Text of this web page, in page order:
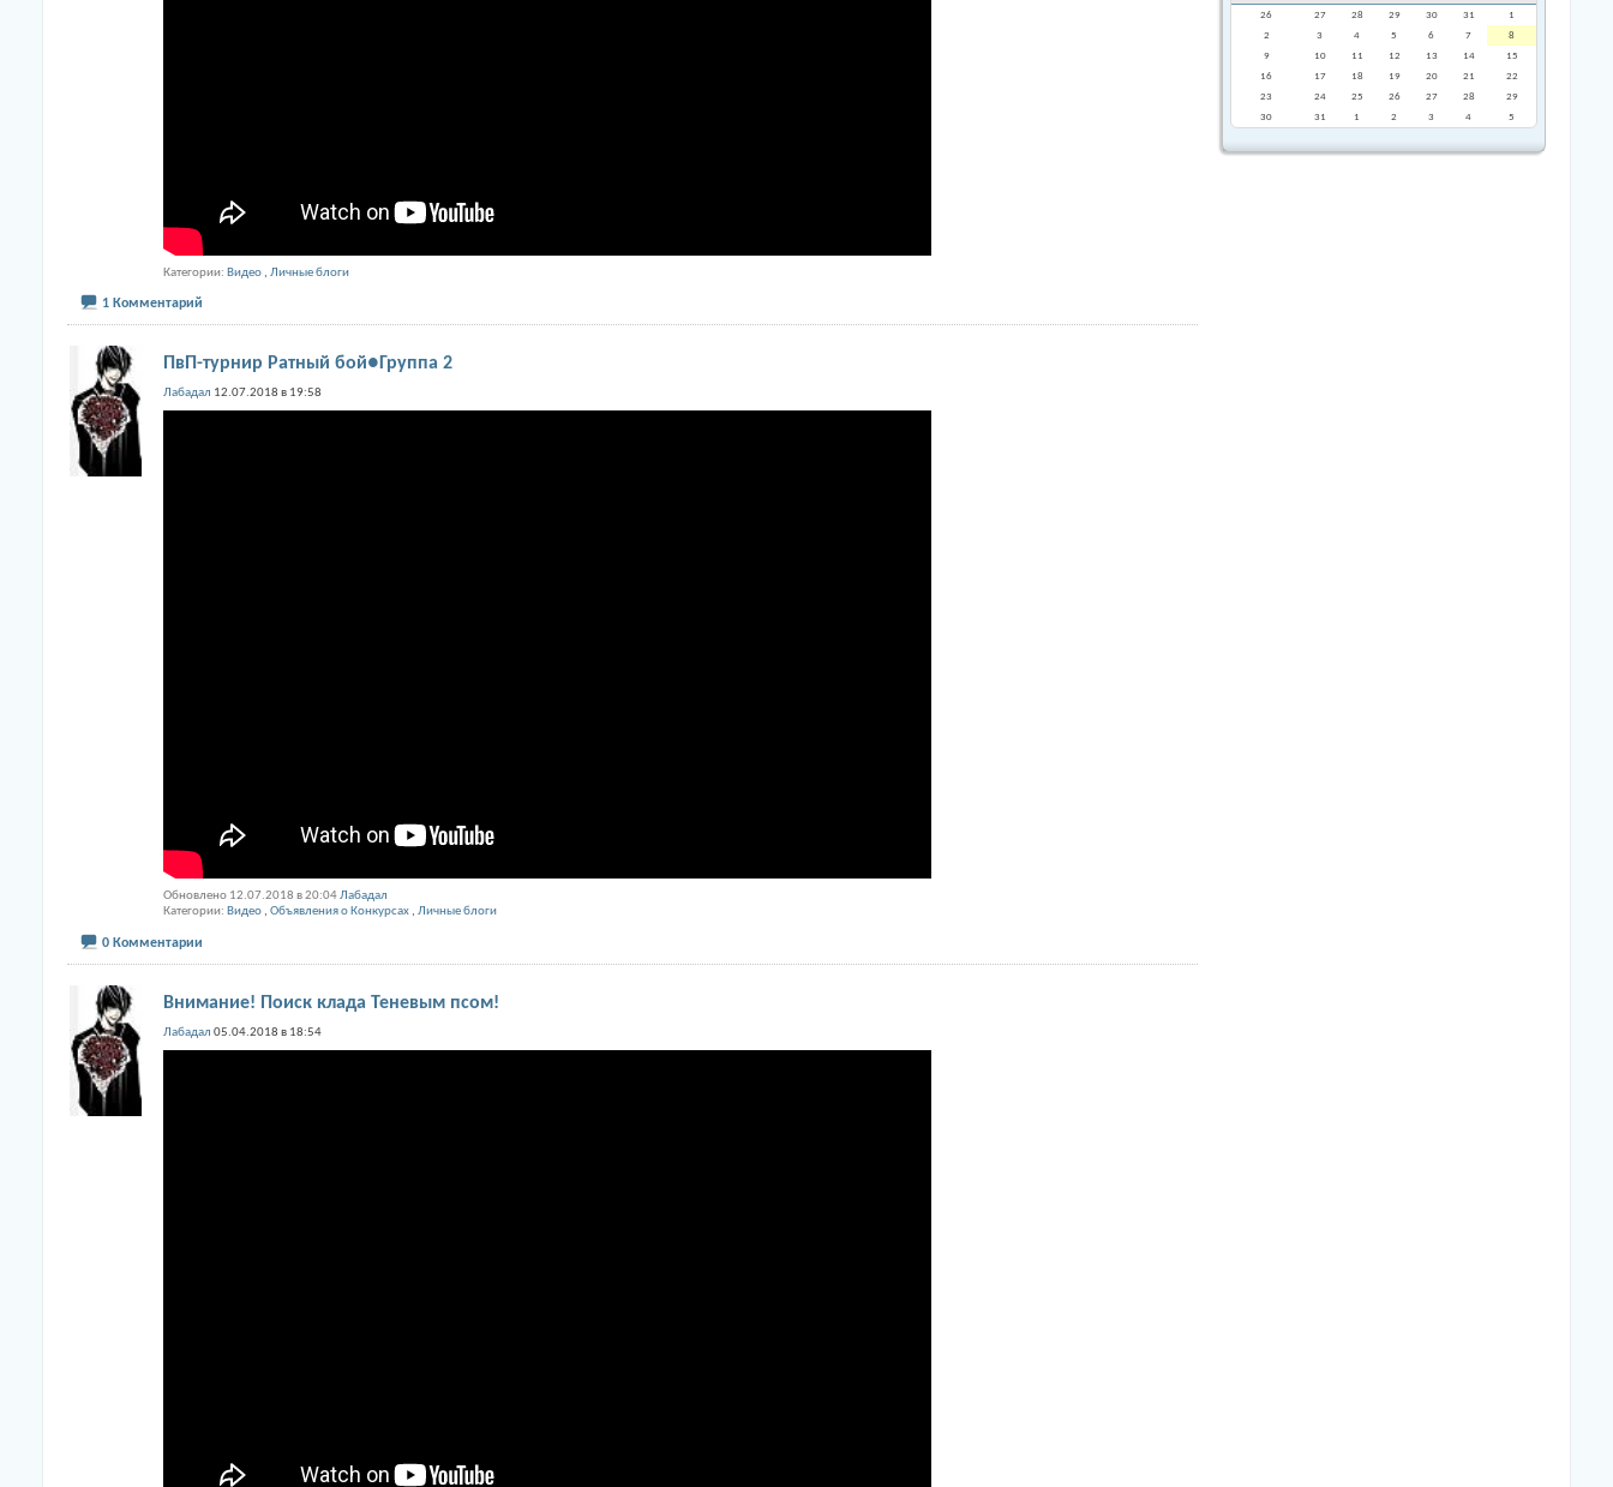
Категории Видео , Личные блоги
1 Комментарий
ПвП-турнир Ратный бой●Группа 2
Лабадал 12.07.2018 в 19:58
Обновлено 12.07.2018 в 20:04Лабадал
Категории Видео , Объявления о Конкурсах , Личные блоги
0 Комментарии
Внимание! Поиск клада Теневым псом!
Лабадал 05.04.2018 в 18:54
26 27 28 29 30 31
1
2
3 4 5 6 7
8
9
10 11 12 13 14
15
16
17 18 19 20 21
22
23
24 25 26 27 28
29
30
31 1 2 3 4 5